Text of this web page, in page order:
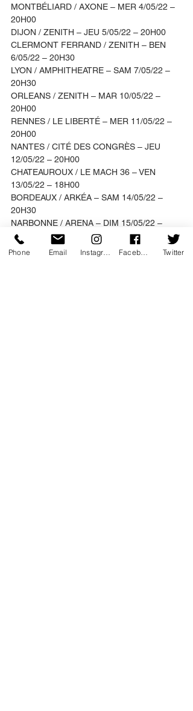
MONTBÉLIARD / AXONE – MER 4/05/22 –
20H00
DIJON / ZENITH – JEU 5/05/22 – 20H00
CLERMONT FERRAND / ZENITH – BEN
6/05/22 – 20H30
LYON / AMPHITHEATRE – SAM 7/05/22 –
20H30
ORLEANS / ZENITH – MAR 10/05/22 –
20H00
RENNES / LE LIBERTÉ – MER 11/05/22 –
20H00
NANTES / CITÉ DES CONGRÈS – JEU
12/05/22 – 20H00
CHATEAUROUX / LE MACH 36 – VEN
13/05/22 – 18H00
BORDEAUX / ARKÉA – SAM 14/05/22 –
20H30
NARBONNE / ARENA – DIM 15/05/22 –
18H00
NICE / ACROPOLIS – MAR 17/05/22 –
Phone Email Twitter